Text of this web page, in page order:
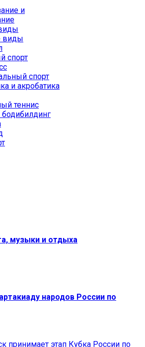
и
виды
спорт
спорт
и акробатика
теннис
музыки и отдыха
народов России по